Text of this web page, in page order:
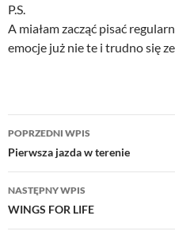
P.S.
A miałam zacząć pisać
emocje już nie te i trudno się
Nawigacja
wpisu
POPRZEDNI WPIS
Pierwsza jazda w terenie
NASTĘPNY WPIS
WINGS FOR LIFE